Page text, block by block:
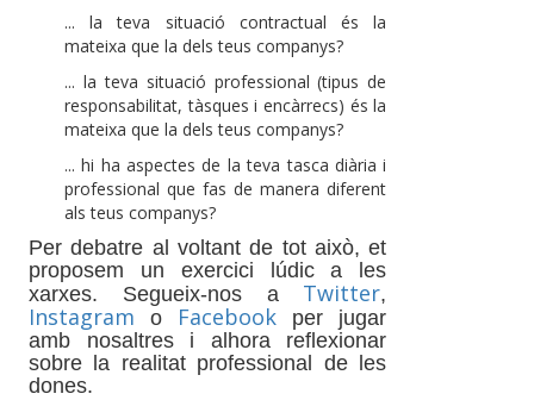
... la teva situació contractual és la
mateixa que la dels teus companys?
... la teva situació professional (tipus de
responsabilitat, tàsques i encàrrecs) és la
mateixa que la dels teus companys?
... hi ha aspectes de la teva tasca diària i
professional que fas de manera diferent
als teus companys?
Per debatre al voltant de tot això, et
proposem un exercici lúdic a les
xarxes. Segueix-nos a Twitter,
Instagram o Facebook per jugar
amb nosaltres i alhora reflexionar
sobre la realitat professional de les
dones.